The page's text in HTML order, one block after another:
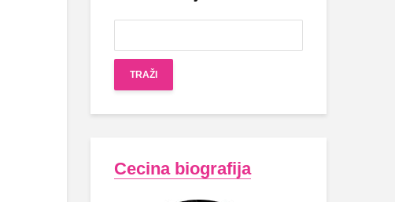
Cecina biografija